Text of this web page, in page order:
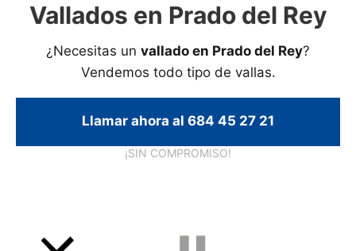
Vallados en Prado del Rey
¿Necesitas un vallado en Prado del Rey?
Vendemos todo tipo de vallas.
Llamar ahora al 684 45 27 21
¡SIN COMPROMISO!